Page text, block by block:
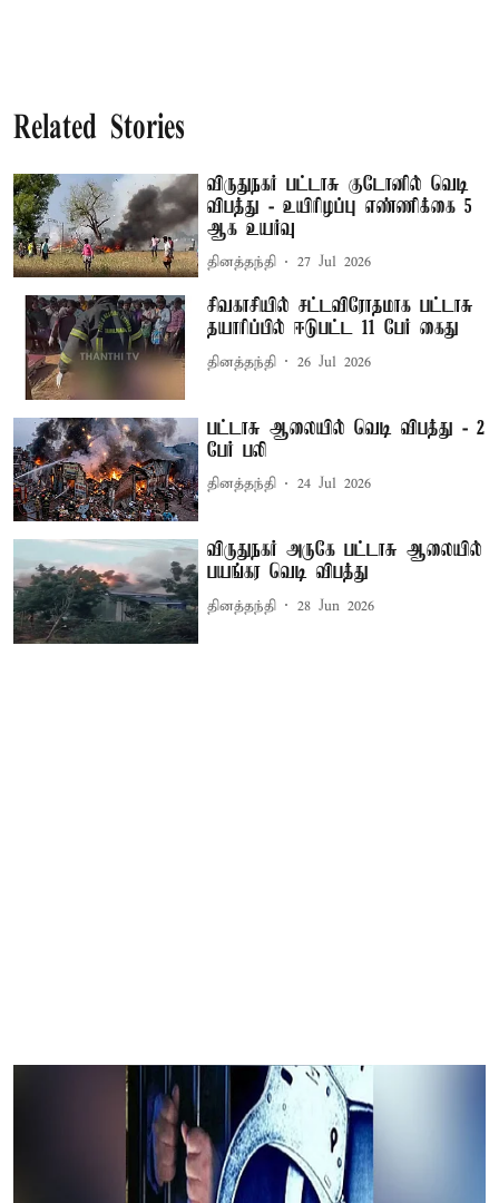
Related Stories
விருதுநகர் பட்டாசு குடோனில் வெடி
விபத்து - உயிரிழப்பு எண்ணிக்கை 5
ஆக உயர்வு
தினத்தந்தி 27 Jul 2026
சிவகாசியில் சட்டவிரோதமாக பட்டாசு
தயாரிப்பில் ஈடுபட்ட 11 பேர் கைது
தினத்தந்தி 26 Jul 2026
பட்டாசு ஆலையில் வெடி விபத்து - 2
பேர் பலி
தினத்தந்தி 24 Jul 2026
விருதுநகர் அருகே பட்டாசு ஆலையில்
பயங்கர வெடி விபத்து
தினத்தந்தி 28 Jun 2026